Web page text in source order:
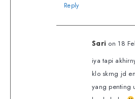
Reply
Sari on 18
iya tapi
klo skrng jd
yang penting